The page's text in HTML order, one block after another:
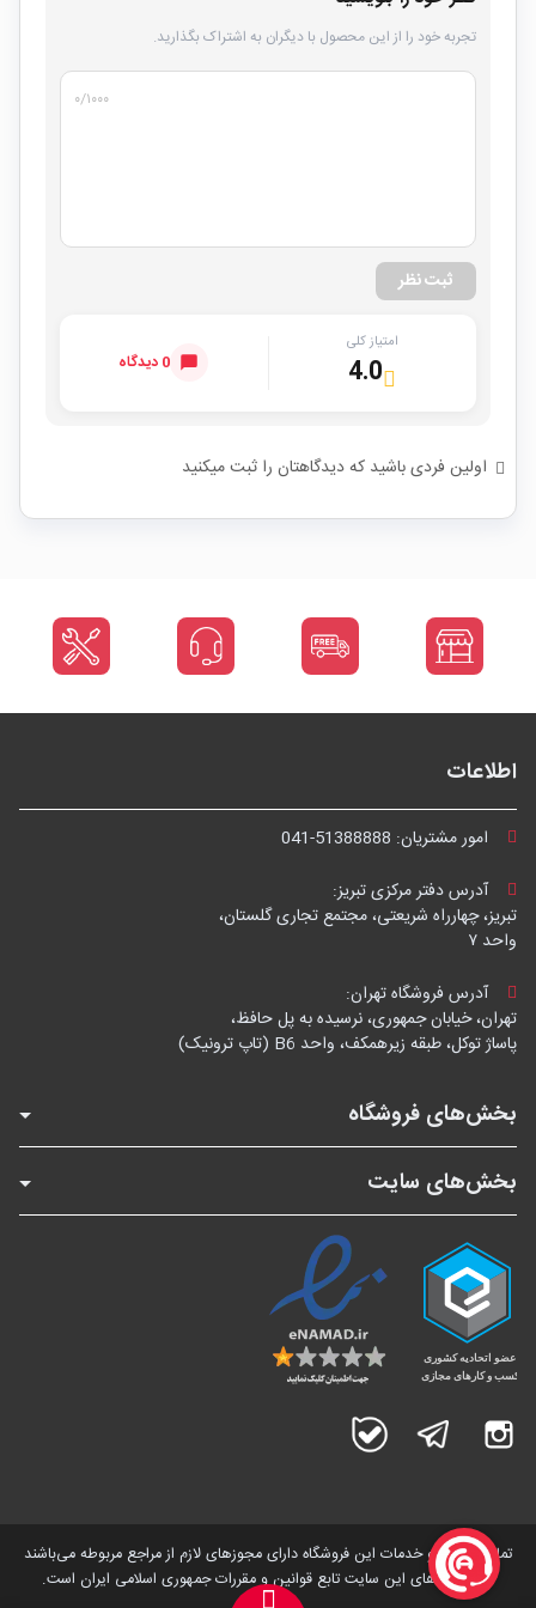
تجربه خود را از این محصول با دیگران به اشتراک بگذارید.
۰/۱۰۰۰
ثبت نظر
امتیاز کلی
4.0 0 دیدگاه
اولین فردی باشید که دیدگاهتان را ثبت میکنید
اطلاعات
امور مشتریان: 041-51388888
آدرس دفتر مرکزی تبریز:
تبریز، چهارراه شریعتی، مجتمع تجاری گلستان،
واحد ۷
آدرس فروشگاه تهران:
تهران، خیابان جمهوری، نرسیده به پل حافظ،
پاساژ توکل، طبقه زیرهمکف، واحد B6 (تاپ ترونیک)
بخش‌های فروشگاه
بخش‌های سایت
اینستاگرام تلگرام
تمامی کالاها و خدمات این فروشگاه دارای مجوز‌های لازم از مراجع مربوطه می‌باشند
و فعالیت های این سایت تابع قوانین و مقررات جمهوری اسلامی ایران است.